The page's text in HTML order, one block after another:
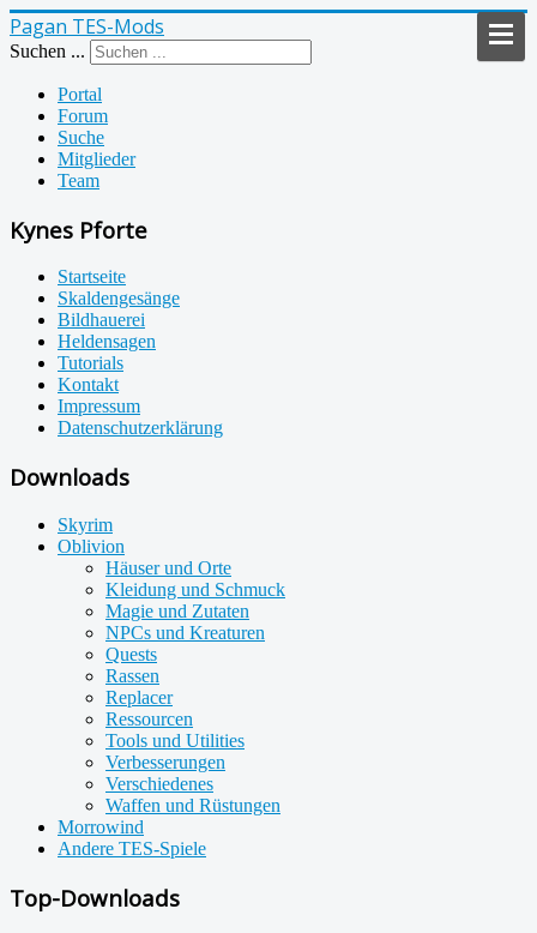
Pagan TES-Mods
Suchen ...
Portal
Forum
Suche
Mitglieder
Team
Kynes Pforte
Startseite
Skaldengesänge
Bildhauerei
Heldensagen
Tutorials
Kontakt
Impressum
Datenschutzerklärung
Downloads
Skyrim
Oblivion
Häuser und Orte
Kleidung und Schmuck
Magie und Zutaten
NPCs und Kreaturen
Quests
Rassen
Replacer
Ressourcen
Tools und Utilities
Verbesserungen
Verschiedenes
Waffen und Rüstungen
Morrowind
Andere TES-Spiele
Top-Downloads